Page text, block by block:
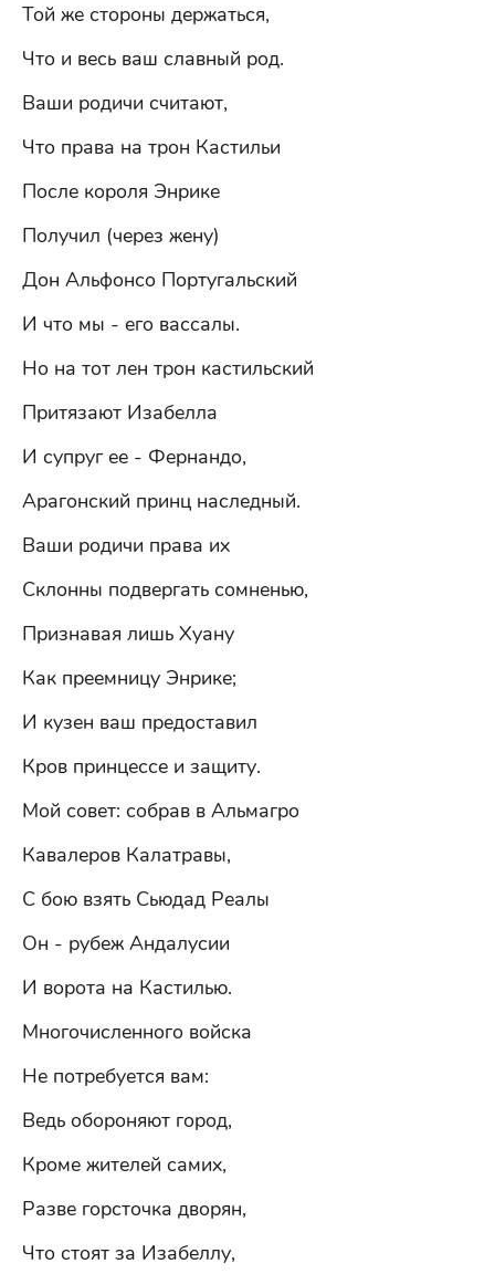
Той же стороны держаться,
Что и весь ваш славный род.
Ваши родичи считают,
Что права на трон Кастильи
После короля Энрике
Получил (через жену)
Дон Альфонсо Португальский
И что мы - его вассалы.
Но на тот лен трон кастильский
Притязают Изабелла
И супруг ее - Фернандо,
Арагонский принц наследный.
Ваши родичи права их
Склонны подвергать сомненью,
Признавая лишь Хуану
Как преемницу Энрике;
И кузен ваш предоставил
Кров принцессе и защиту.
Мой совет: собрав в Альмагро
Кавалеров Калатравы,
С бою взять Сьюдад Реалы
Он - рубеж Андалусии
И ворота на Кастилью.
Многочисленного войска
Не потребуется вам:
Ведь обороняют город,
Кроме жителей самих,
Разве горсточка дворян,
Что стоят за Изабеллу,